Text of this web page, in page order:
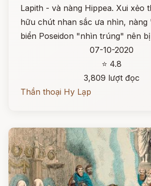
Lapith - và nàng Hippea. Xui xẻo
hữu chút nhan sắc ưa nhìn,
biển Poseidon "nhìn trúng" nên
07-10-2020
⭐ 4.8
3,809 lượt đọc
Thần thoại Hy Lạp